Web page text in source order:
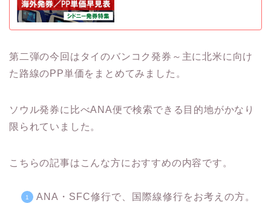
第二弾の今回はタイのバンコク発券～主に北米に向け
た路線のPP単価をまとめてみました。
ソウル発券に比べANA便で検索できる目的地がかなり
限られていました。
こちらの記事はこんな方におすすめの内容です。
ANA・SFC修行で、国際線修行をお考えの方。